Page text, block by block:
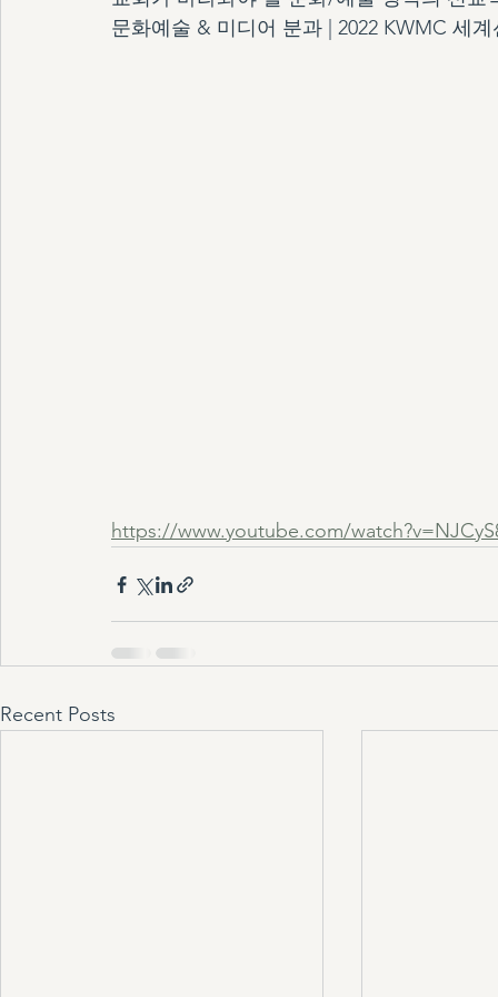
문화예술 & 미디어 분과 | 2022 KWMC 세계
https://www.youtube.com/
Recent Posts